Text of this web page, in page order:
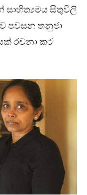
සාහිත්‍යමය සිතුවිලි
පවසන තනුජා
රචනා කර